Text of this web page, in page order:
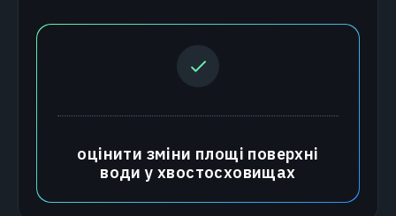
оцінити зміни площі поверхні
води у хвостосховищах